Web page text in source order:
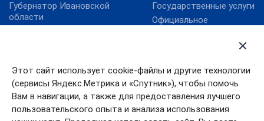
Этот сайт использует cookie-файлы и другие технологии
(сервисы Яндекс.Метрика и «Спутник»), чтобы помочь
Вам в навигации, а также для предоставления лучшего
пользовательского опыта и анализа использования
Губернатор Ивановской
области
Правительство
Ивановской области
Правительство РФ
Президент РФ
Государственные услуги
Официальное
портал правовой
информации
Портал Работа в России
Электронный бюджет